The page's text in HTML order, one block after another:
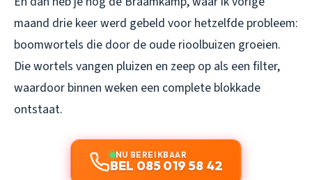
maand drie keer werd gebeld voor hetzelfde probleem:
boomwortels die door de oude rioolbuizen groeien.
Die wortels vangen pluizen en zeep op als een filter,
waardoor binnen weken een complete blokkade
ontstaat.
NU BEREIKBAAR
BEL 085 019 58 42